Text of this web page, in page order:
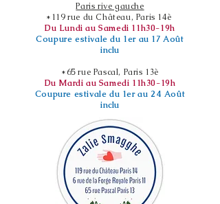
Paris rive gauche
*119 rue du Château, Paris 14è
Du Lundi au Samedi 11h30-19h
Coupure estivale du 1er au 17 Août
inclu
*65 rue Pascal, Paris 13è
Du Mardi au Samedi 11h30-19h
Coupure estivale du 1er au 24 Août
inclu